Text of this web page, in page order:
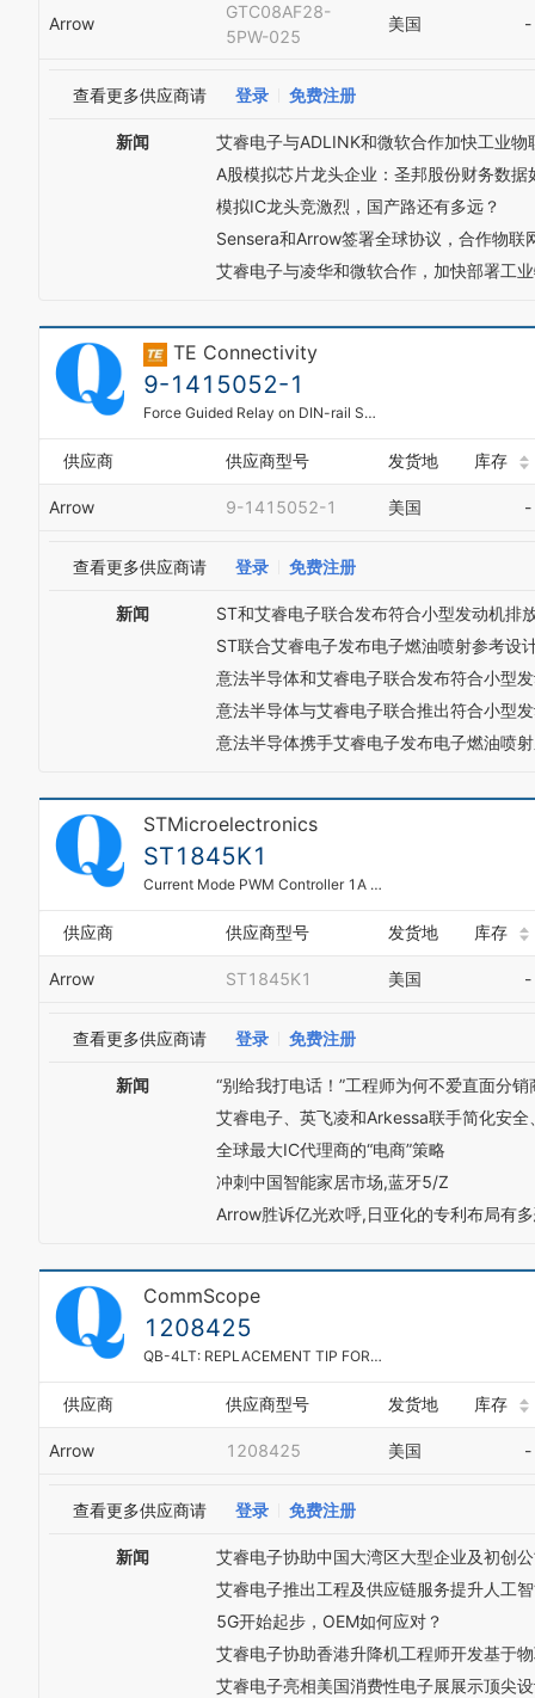
Arrow
GTC08AF28-
5PW-025
美国 -
查看更多供应商请 登录 免费注册
新闻
艾睿电子与ADLINK和微软合作加快工业物
A股模拟芯片龙头企业：圣邦股份财务数据
模拟IC龙头竞激烈，国产路还有多远？
Sensera和Arrow签署全球协议，合作物联
艾睿电子与凌华和微软合作，加快部署工
TE Connectivity
9-1415052-1
Force Guided Relay on DIN-rail SR6 Z
供应商 供应商型号 发货地 库存
Arrow 9-1415052-1 美国 -
查看更多供应商请 登录 免费注册
新闻
ST和艾睿电子联合发布符合小型发动机排
ST联合艾睿电子发布电子燃油喷射参考设
意法半导体和艾睿电子联合发布符合小型
意法半导体与艾睿电子联合推出符合小型
意法半导体携手艾睿电子发布电子燃油喷
STMicroelectronics
ST1845K1
Current Mode PWM Controller 1A 500kHz 8-Pin FPAK T/R
供应商 供应商型号 发货地 库存
Arrow ST1845K1 美国 -
查看更多供应商请 登录 免费注册
新闻
“别给我打电话！”工程师为何不爱直面分销
艾睿电子、英飞凌和Arkessa联手简化安
全球最大IC代理商的“电商”策略
冲刺中国智能家居市场,蓝牙5/Z
Arrow胜诉亿光欢呼,日亚化的专利布局有
CommScope
1208425
QB-4LT: REPLACEMENT TIP FOR QB
供应商 供应商型号 发货地 库存
Arrow 1208425 美国 -
查看更多供应商请 登录 免费注册
新闻
艾睿电子协助中国大湾区大型企业及初创
艾睿电子推出工程及供应链服务提升人工
5G开始起步，OEM如何应对？
艾睿电子协助香港升降机工程师开发基于
艾睿电子亮相美国消费性电子展展示顶尖